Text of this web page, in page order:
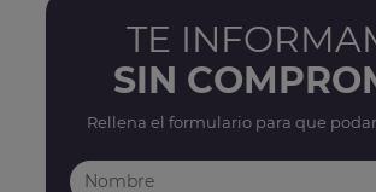
TE
SIN
Rellena el formulario para que